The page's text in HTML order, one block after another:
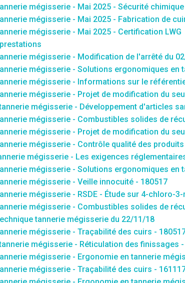
mégisserie - Mai 2025 - Sécurité chimique
mégisserie - Mai 2025 - Fabrication de
mégisserie - Mai 2025 - Certification LWG
mégisserie - Modification de l'arrêté du
mégisserie - Solutions ergonomiques en
mégisserie - Informations sur le
mégisserie - Projet de modification du
mégisserie - Développement d'articles
mégisserie - Combustibles solides de
mégisserie - Projet de modification du
mégisserie - Contrôle qualité des
mégisserie - Les exigences
mégisserie - Solutions ergonomiques en
mégisserie - Veille innocuité - 180517
mégisserie - RSDE - Étude sur 4-chloro-
mégisserie - Combustibles solides de
tannerie mégisserie du 22/11/18
mégisserie - Traçabilité des cuirs -
mégisserie - Réticulation des finissages
mégisserie - Ergonomie en tannerie
mégisserie - Traçabilité des cuirs -